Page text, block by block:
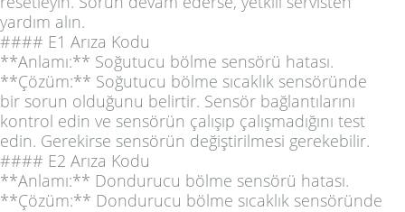
yardım alın.
#### E1 Arıza Kodu
**Anlamı:** Soğutucu bölme sensörü hatası.
**Çözüm:** Soğutucu bölme sıcaklık sensöründe
bir sorun olduğunu belirtir. Sensör bağlantılarını
kontrol edin ve sensörün çalışıp çalışmadığını test
edin. Gerekirse sensörün değiştirilmesi gerekebilir.
#### E2 Arıza Kodu
**Anlamı:** Dondurucu bölme sensörü hatası.
**Çözüm:** Dondurucu bölme sıcaklık sensöründe